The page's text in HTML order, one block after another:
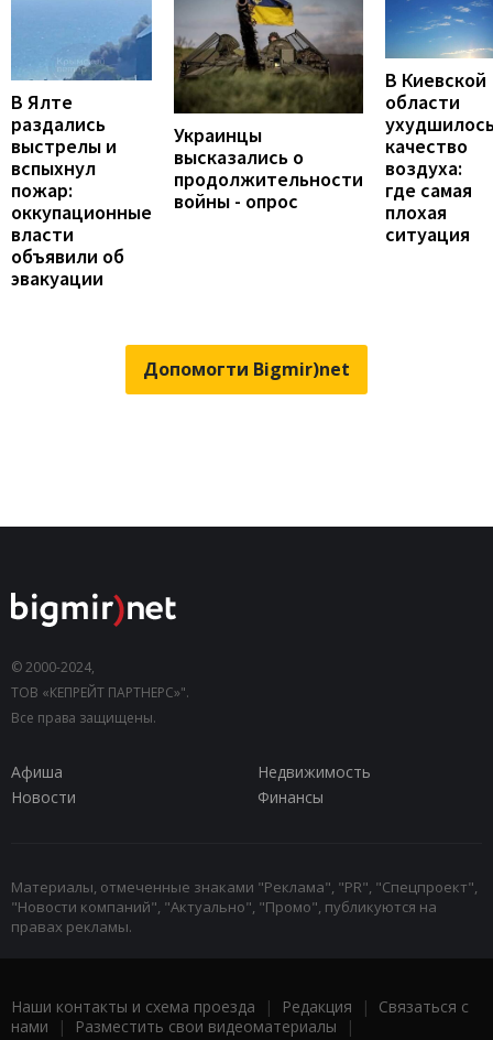
В Ялте
раздались
выстрелы и
вспыхнул
пожар:
оккупационные
власти
объявили об
эвакуации
Украинцы
высказались о
продолжительности
войны - опрос
В Киевской
области
качество
воздуха:
где самая
плохая
ситуация
Допомогти Bigmir)net
© 2000-2024,
ТОВ «КЕПРЕЙТ ПАРТНЕРС»".
Все права защищены.
Афиша
Недвижимость
Новости
Финансы
Материалы, отмеченные знаками "Реклама", "PR", "Спецпроект",
"Новости компаний", "Актуально", "Промо", публикуются на
правах рекламы.
Наши контакты и схема проезда | Редакция | Связаться с
нами | Разместить свои видеоматериалы |